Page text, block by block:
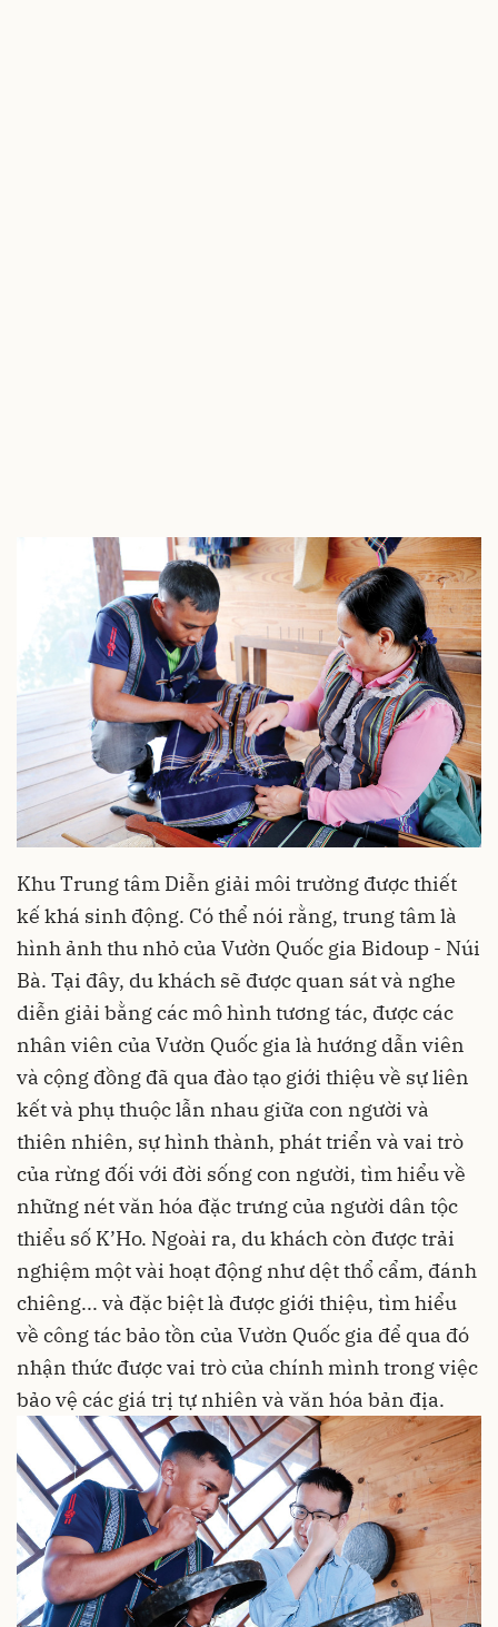
Khu Trung tâm Diễn giải môi trường được thiết
kế khá sinh động. Có thể nói rằng, trung tâm là
hình ảnh thu nhỏ của Vườn Quốc gia Bidoup - Núi
Bà. Tại đây, du khách sẽ được quan sát và nghe
diễn giải bằng các mô hình tương tác, được các
nhân viên của Vườn Quốc gia là hướng dẫn viên
và cộng đồng đã qua đào tạo giới thiệu về sự liên
kết và phụ thuộc lẫn nhau giữa con người và
thiên nhiên, sự hình thành, phát triển và vai trò
của rừng đối với đời sống con người, tìm hiểu về
những nét văn hóa đặc trưng của người dân tộc
thiểu số K’Ho. Ngoài ra, du khách còn được trải
nghiệm một vài hoạt động như dệt thổ cẩm, đánh
chiêng... và đặc biệt là được giới thiệu, tìm hiểu
về công tác bảo tồn của Vườn Quốc gia để qua đó
nhận thức được vai trò của chính mình trong việc
bảo vệ các giá trị tự nhiên và văn hóa bản địa.